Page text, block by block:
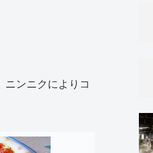
ニンニクによりコ